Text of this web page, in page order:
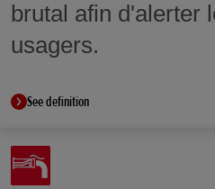
brutal afin d'alerter
usagers.
See definition